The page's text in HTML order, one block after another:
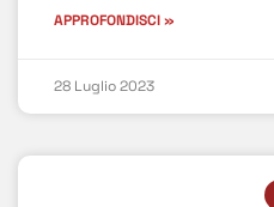
APPROFONDISCI »
28 Luglio 2023